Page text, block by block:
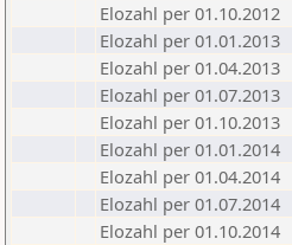
Elozahl per 01.10.2012
Elozahl per 01.01.2013
Elozahl per 01.04.2013
Elozahl per 01.07.2013
Elozahl per 01.10.2013
Elozahl per 01.01.2014
Elozahl per 01.04.2014
Elozahl per 01.07.2014
Elozahl per 01.10.2014